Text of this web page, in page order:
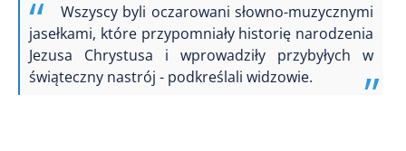
Wszyscy byli oczarowani słowno-muzycznymi
jasełkami, które przypomniały historię narodzenia
Jezusa Chrystusa i wprowadziły przybyłych w
świąteczny nastrój - podkreślali widzowie.